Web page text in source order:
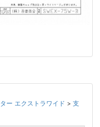
ー エクストラワイド > 支